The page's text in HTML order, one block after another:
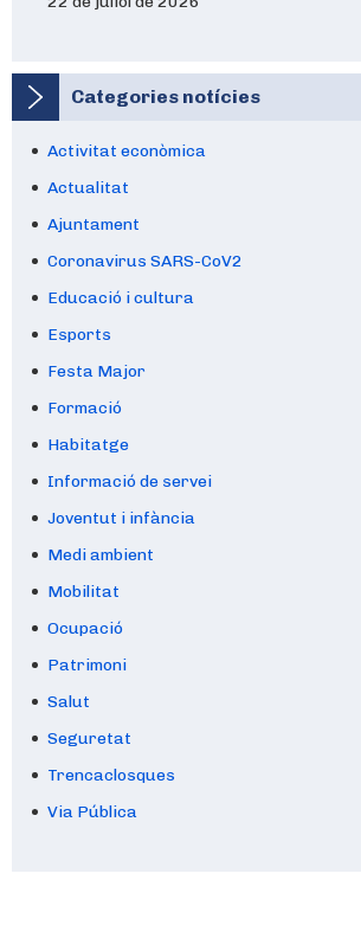
Categories notícies
Activitat econòmica
Actualitat
Ajuntament
Coronavirus SARS-CoV2
Educació i cultura
Esports
Festa Major
Formació
Habitatge
Informació de servei
Joventut i infància
Medi ambient
Mobilitat
Ocupació
Patrimoni
Salut
Seguretat
Trencaclosques
Via Pública